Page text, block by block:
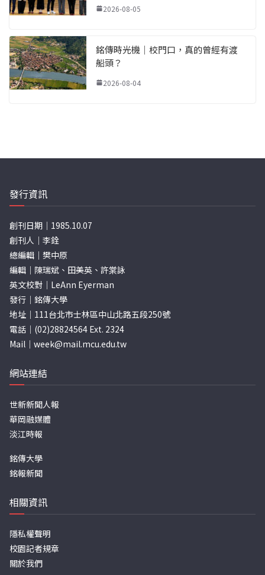
2026-08-05
銘傳時光機｜校門口，真的曾經有渡
船頭？
2026-08-04
發行資訊
創刊日期｜1985.10.07
創刊人｜李銓
總編輯｜樊中原
編輯｜陳瑞斌、田美英、許棠詠
英文校對｜LeAnn Eyerman
發行｜銘傳大學
地址｜111台北市士林區中山北路五段250號
電話｜(02)28824564 Ext. 2324
Mail｜ week@mail.mcu.edu.tw
網站連結
世新新聞人報
華岡融媒體
淡江時報
銘傳大學
銘報新聞
相關資訊
隱私權聲明
校園記者規章
關於我們